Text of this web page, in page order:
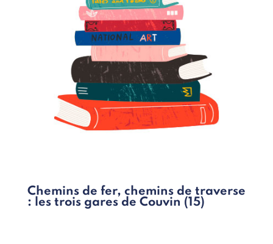
Chemins de fer, chemins de traverse
: les trois gares de Couvin (15)